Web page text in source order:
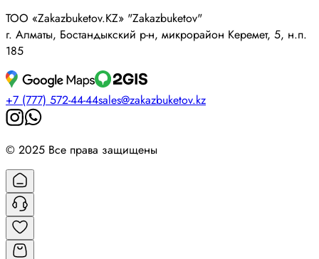
ТОО «Zakazbuketov.KZ» "Zakazbuketov"
г. Алматы, Бостандыкский р-н, микрорайон Керемет, 5, н.п.
185
+7 (777) 572-44-44sales@zakazbuketov.kz
© 2025 Все права защищены